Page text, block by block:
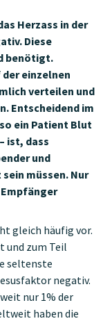
Herzass in der
Diese
benötigt.
einzelnen
verteilen und
Entscheidend im
ein Patient Blut
ist, dass
und
müssen. Nur
gleich häufig vor.
und zum Teil
seltenste
negativ.
nur 1% der
haben die